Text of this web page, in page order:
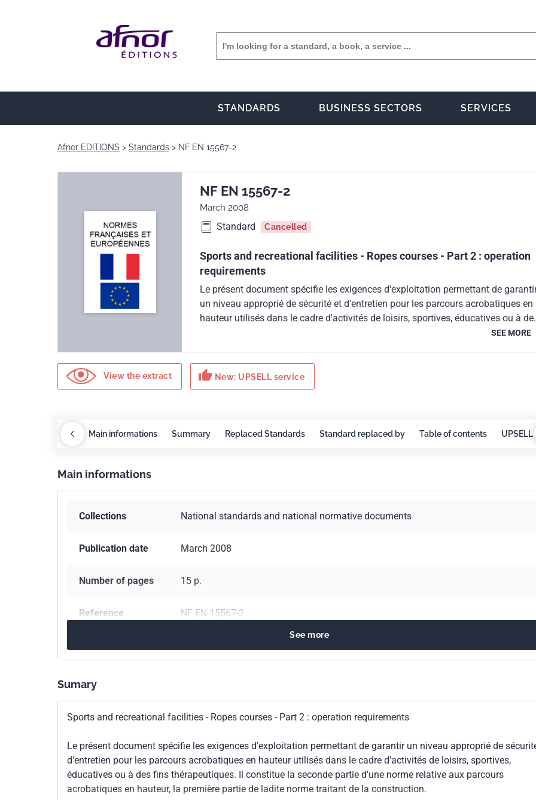
STANDARDS BUSINESS SECTORS SERVICES
Afnor EDITIONS Standards NF EN 15567-2
NF EN 15567-2
March 2008
Standard Cancelled
Sports and recreational facilities - Ropes courses - Part 2 : operation
requirements
Le présent document spécifie les exigences d'exploitation permettant de
un niveau approprié de sécurité et d'entretien pour les parcours acrobatiques en
hauteur utilisés dans le cadre d'activités de loisirs, sportives, éducatives ou à
fins thérapeutiques.Il constitue la seconde partie d'une norme relative aux
construction.
SEE MORE
View the extract thumb_up New: UPSELL service
COBAZ Main informations Summary Replaced Standards Standard replaced by Table of contents
Main informations
Collections National standards and national normative documents
Publication date March 2008
Number of pages 15 p.
Reference NF EN 15567-2
index
1 - mars 2008
European kinship EN 15567-2:2007
See more
Sumary
Sports and recreational facilities - Ropes courses - Part 2 : operation requirements
Le présent document spécifie les exigences d'exploitation permettant de garantir un niveau approprié de
d'entretien pour les parcours acrobatiques en hauteur utilisés dans le cadre d'activités de loisirs, sportives,
éducatives ou à des fins thérapeutiques. Il constitue la seconde partie d'une norme relative aux parcours
acrobatiques en hauteur, la première partie de ladite norme traitant de la construction.